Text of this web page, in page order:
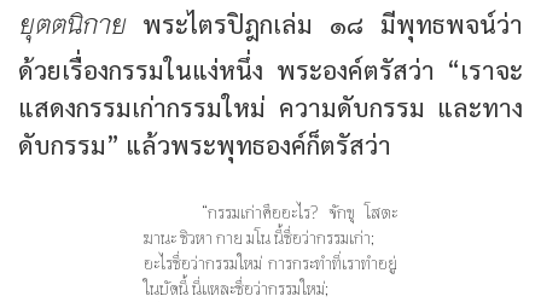
ยุตตนิกายพระไตรปิฎกเล่ม ๑๘ มีพุทธพจน์ว่า
ด้วยเรื่องกรรมในแง่หนึ่ง พระองค์ตรัสว่า “เราจะ
แสดงกรรมเก่ากรรมใหม่ ความดับกรรม และทาง
ดับกรรม” แล้วพระพุทธองค์ก็ตรัสว่า
“กรรมเก่าคืออะไร? จักขุ โสตะ
ฆานะ ชิวหา กาย มโน นี้ชื่อว่ากรรมเก่า;
อะไรชื่อว่ากรรมใหม่ การกระทำที่เราทำอยู่
ในบัดนี้ นี่แหละชื่อว่ากรรมใหม่;